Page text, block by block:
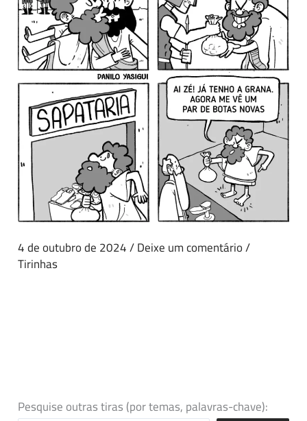
4 de outubro de 2024/Deixe um comentário/
Tirinhas
Pesquise outras tiras (por temas, palavras-chave):